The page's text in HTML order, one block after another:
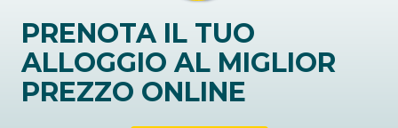
PRENOTA IL TUO
ALLOGGIO AL MIGLIOR
PREZZO ONLINE